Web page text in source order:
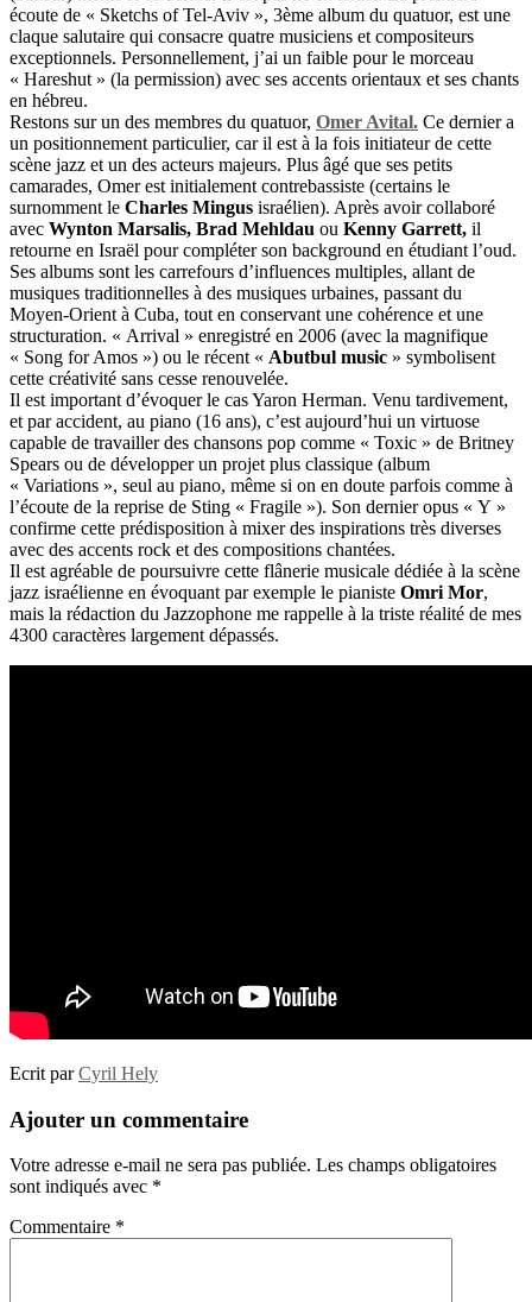
écoute de « Sketchs of Tel-Aviv », 3ème album du quatuor, est une
claque salutaire qui consacre quatre musiciens et compositeurs
exceptionnels. Personnellement, j’ai un faible pour le morceau
« Hareshut » (la permission) avec ses accents orientaux et ses chants
en hébreu.
Restons sur un des membres du quatuor, Omer Avital. Ce dernier a
un positionnement particulier, car il est à la fois initiateur de cette
scène jazz et un des acteurs majeurs. Plus âgé que ses petits
camarades, Omer est initialement contrebassiste (certains le
surnomment le Charles Mingus israélien). Après avoir collaboré
avec Wynton Marsalis, Brad Mehldau ou Kenny Garrett, il
retourne en Israël pour compléter son background en étudiant l’oud.
Ses albums sont les carrefours d’influences multiples, allant de
musiques traditionnelles à des musiques urbaines, passant du
Moyen-Orient à Cuba, tout en conservant une cohérence et une
structuration. « Arrival » enregistré en 2006 (avec la magnifique
« Song for Amos ») ou le récent « Abutbul music » symbolisent
cette créativité sans cesse renouvelée.
Il est important d’évoquer le cas Yaron Herman. Venu tardivement,
et par accident, au piano (16 ans), c’est aujourd’hui un virtuose
capable de travailler des chansons pop comme « Toxic » de Britney
Spears ou de développer un projet plus classique (album
« Variations », seul au piano, même si on en doute parfois comme à
l’écoute de la reprise de Sting « Fragile »). Son dernier opus « Y »
confirme cette prédisposition à mixer des inspirations très diverses
avec des accents rock et des compositions chantées.
Il est agréable de poursuivre cette flânerie musicale dédiée à la scène
jazz israélienne en évoquant par exemple le pianiste Omri Mor,
mais la rédaction du Jazzophone me rappelle à la triste réalité de mes
4300 caractères largement dépassés.
Ecrit parCyril Hely
Ajouter un commentaire
Votre adresse e-mail ne sera pas publiée. Les champs obligatoires
sont indiqués avec *
Commentaire *